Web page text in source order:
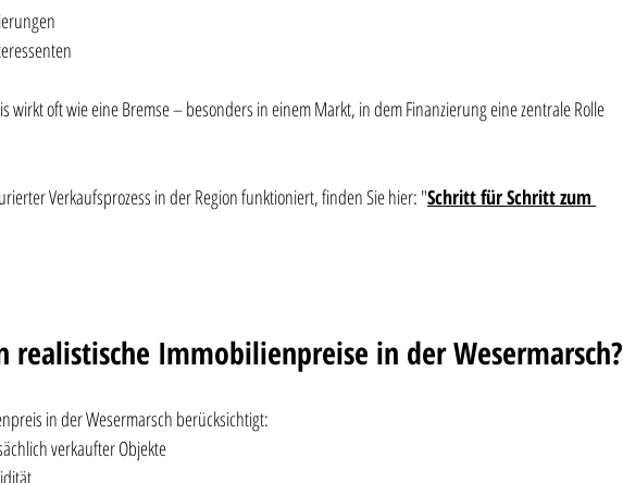
wirkt oft wie eine Bremse – besonders in einem Markt, in dem Finanzierung eine zentrale Rolle
Verkaufsprozess in der Region funktioniert, finden Sie hier: "Schritt für Schritt zum
realistische Immobilienpreise in der Wesermarsch?
in der Wesermarsch berücksichtigt:
verkaufter Objekte